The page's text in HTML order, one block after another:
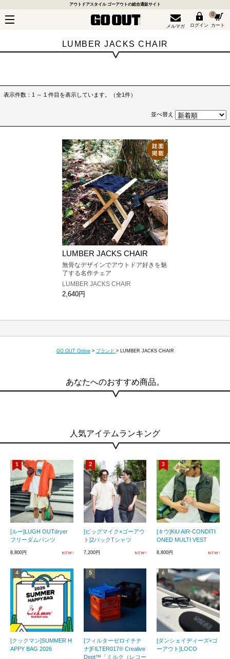
アウトドアスタイル ゴーアウトの総合通販サイト
メルマガ ログイン
0
カート
LUMBER JACKS CHAIR
表示件数：1 ～ 1 件目を表示しています。（全1件）
並べ替え
LUMBER JACKS CHAIR
無骨なデザインでアウトドア好きを魅
了する名作チェア
LUMBER JACKS CHAIR
2,640円
GO OUT Online > ブランド > LUMBER JACKS CHAIR
あなたへのおすすめ商品。
人気アイテムランキング
[ルー]LUGH OUTdryer
フリーダムパンツ
8,800円
[ビッグマイク×ゴーアウ
ト]2パックTシャツ
7,200円
[キウ]KiU AIR-CONDITI
ONED MULTI VEST
8,800円
[クックマン]SUMMER H
APPY BAG 2026
[フィルターゼロイチナ
ナ]FILTER017® Crealive
Dept™「ミルク（レコー
[ダンシェイディーズ×ゴ
ーアウト]LOCO